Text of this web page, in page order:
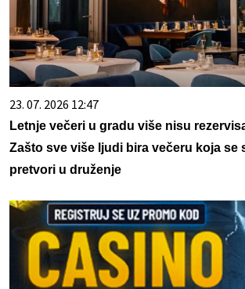
23. 07. 2026 12:47
Letnje večeri u gradu više nisu
Zašto sve više ljudi bira večeru koja se
pretvori u druženje